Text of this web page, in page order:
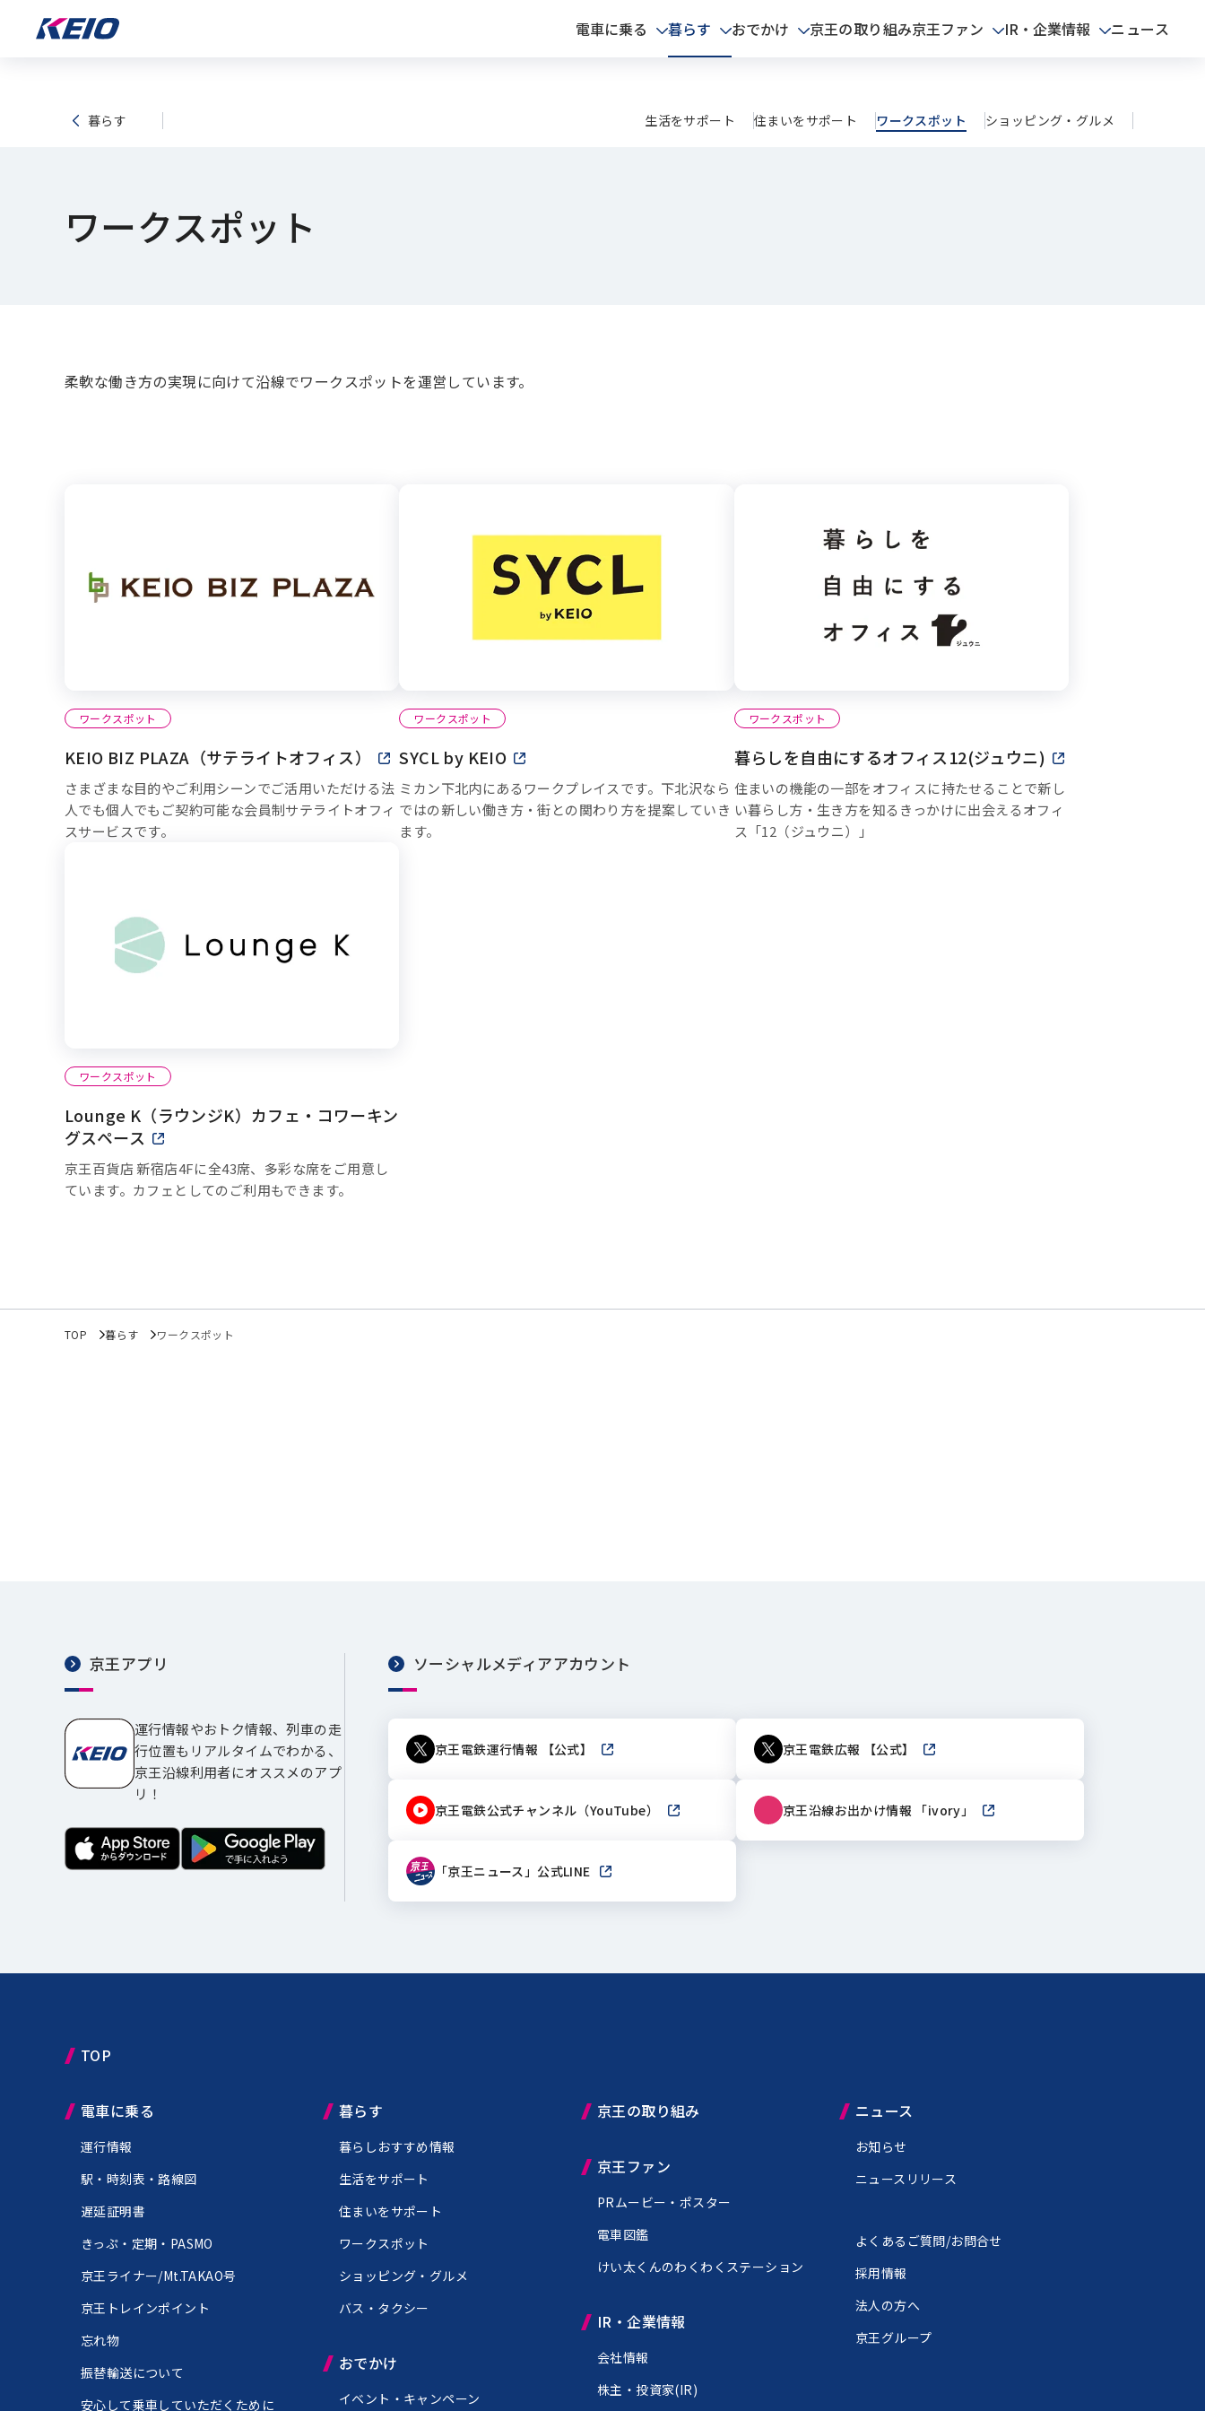
電車に乗る 暮らす おでかけ 京王の取り組み京王ファン IR・企業情報 ニュース
暮らす 生活をサポート 住まいをサポート ワークスポット ショッピング・グルメ
ワークスポット
柔軟な働き方の実現に向けて沿線でワークスポットを運営しています。
ワークスポット
KEIO BIZ PLAZA（サテライトオフィス） 新しいウィンドウで開きます
さまざまな目的やご利用シーンでご活用いただける法
人でも個人でもご契約可能な会員制サテライトオフィ
スサービスです。
ワークスポット
SYCL by KEIO 新しいウィンドウで開きます
ミカン下北内にあるワークプレイスです。下北沢なら
ではの新しい働き方・街との関わり方を提案していき
ます。
ワークスポット
暮らしを自由にするオフィス12(ジュウニ) 新しいウィンドウで
住まいの機能の一部をオフィスに持たせることで新し
い暮らし方・生き方を知るきっかけに出会えるオフィ
ス「12（ジュウニ）」
ワークスポット
Lounge K（ラウンジK）カフェ・コワーキン
グスペース 新しいウィンドウで開きます
京王百貨店 新宿店4Fに全43席、多彩な席をご用意し
ています。カフェとしてのご利用もできます。
TOP 暮らす ワークスポット
京王アプリ
運行情報やおトク情報、列車の走
行位置もリアルタイムでわかる、
京王沿線利用者にオススメのアプ
リ！
ソーシャルメディアアカウント
京王電鉄運行情報 【公式】 新しいウィンドウで開きます 京王電鉄広報 【公式】 新しいウィンドウで開きます
京王電鉄公式チャンネル（YouTube） 新しいウィンドウで開きます京王沿線お出かけ情報 「ivory」 新しいウィンドウで開きます
「京王ニュース」公式LINE 新しいウィンドウで開きます
TOP
電車に乗る
運行情報
駅・時刻表・路線図
遅延証明書
きっぷ・定期・PASMO
京王ライナー/Mt.TAKAO号
京王トレインポイント
忘れ物
振替輸送について
安心して乗車していただくために
暮らす
暮らしおすすめ情報
生活をサポート
住まいをサポート
ワークスポット
ショッピング・グルメ
バス・タクシー
おでかけ
イベント・キャンペーン
京王の取り組み
京王ファン
PRムービー・ポスター
電車図鑑
けい太くんのわくわくステーション
IR・企業情報
会社情報
株主・投資家(IR)
ニュース
お知らせ
ニュースリリース
よくあるご質問/お問合せ
採用情報
法人の方へ
京王グループ